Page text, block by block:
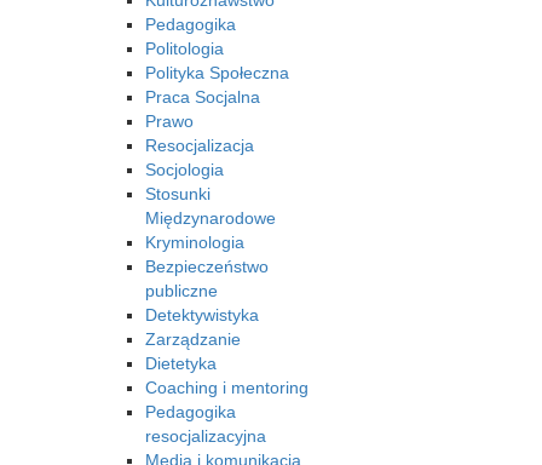
Pedagogika
Politologia
Polityka Społeczna
Praca Socjalna
Prawo
Resocjalizacja
Socjologia
Stosunki
Międzynarodowe
Kryminologia
Bezpieczeństwo
publiczne
Detektywistyka
Zarządzanie
Dietetyka
Coaching i mentoring
Pedagogika
resocjalizacyjna
Media i komunikacja